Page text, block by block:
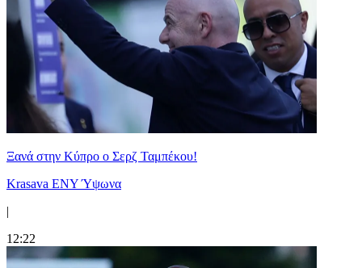
Ξανά στην Κύπρο ο Σερζ Ταμπέκου!
Krasava ENY Ύψωνα
|
12:22